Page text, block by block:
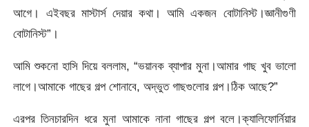
আগে। এইবছর মাস্টার্স দেয়ার কথা। আমি একজন বোটানিস্ট।জ্ঞানীগুণী
বোটানিস্ট”।
আমি শুকনো হাসি দিয়ে বললাম, “ভয়ানক ব্যাপার মুনা।আমার গাছ খুব ভালো
লাগে।আমাকে গাছের গল্প শোনাবে, অদ্ভুত গাছগুলোর গল্প।ঠিক আছে?”
এরপর তিনচারদিন ধরে মুনা আমাকে নানা গাছের গল্প বলে।ক্যালিফোর্নিয়ার